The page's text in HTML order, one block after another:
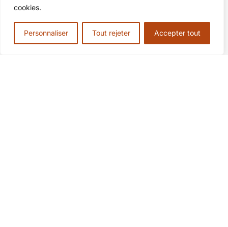
cookies.
Personnaliser Tout rejeter Accepter tout
Déblocage financier
Succès professionnel